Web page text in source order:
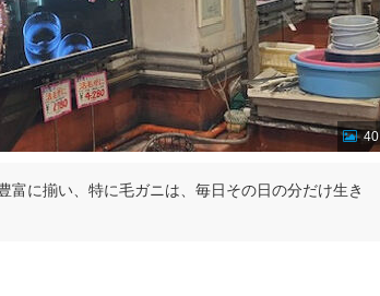
40
富に揃い、特に毛ガニは、毎日その日の分だけ生き